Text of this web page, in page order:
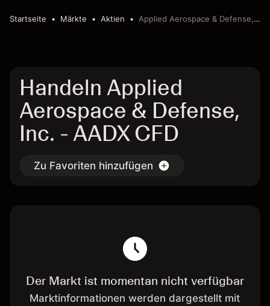
Startseite Märkte Aktien Applied Aerospace & Defense, Inc.
Handeln Applied
Aerospace & Defense,
Inc. - AADX CFD
Zu Favoriten hinzufügen
Der Markt ist momentan nicht verfügbar
Marktinformationen werden dargestellt mit